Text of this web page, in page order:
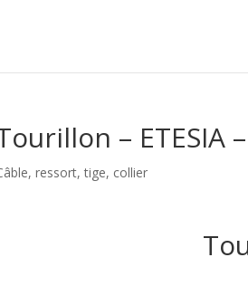
– ETESIA
ressort, tige, collier